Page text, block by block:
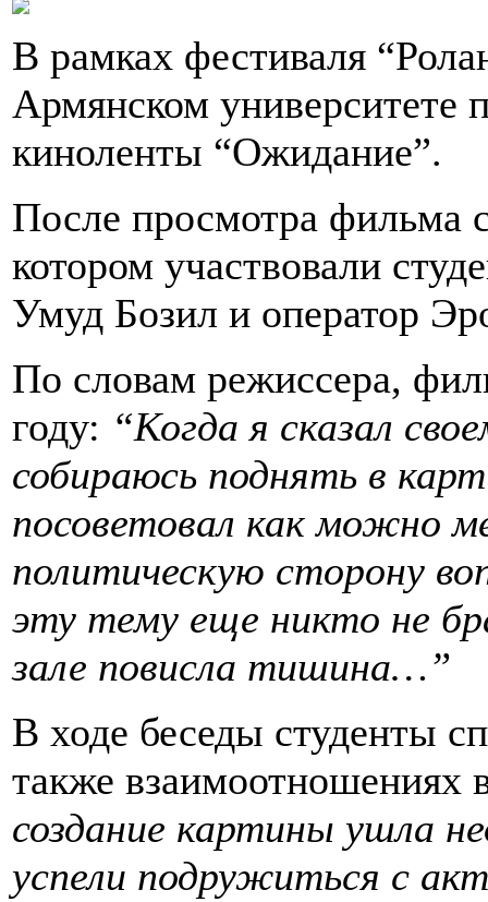
В рамках фестиваля
Армянском университете
киноленты “Ожидание”.
После просмотра фильма
котором участвовали
Умуд Бозил и оператор
По словам режиссера,
году: “Когда я сказал
собираюсь поднять в
посоветовал как можно
политическую сторону
эту тему еще никто не
зале повисла тишина…”
В ходе беседы студенты
также взаимоотношениях
создание картины ушла
успели подружиться с